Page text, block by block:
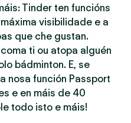
Tinder ten funcións
visibilidade e a
que che gustan.
ti ou atopa alguén
bádminton. E, se
nosa función Passport
e en máis de 40
todo isto e máis!